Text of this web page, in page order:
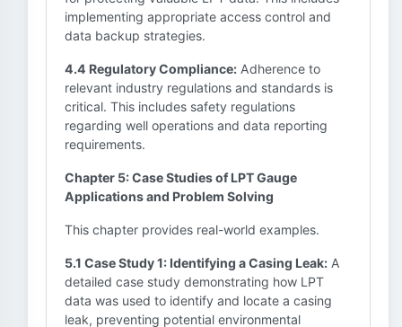
implementing appropriate access control and
data backup strategies.
4.4 Regulatory Compliance: Adherence to
relevant industry regulations and standards is
critical. This includes safety regulations
regarding well operations and data reporting
requirements.
Chapter 5: Case Studies of LPT Gauge
Applications and Problem Solving
This chapter provides real-world examples.
5.1 Case Study 1: Identifying a Casing Leak: A
detailed case study demonstrating how LPT
data was used to identify and locate a casing
leak, preventing potential environmental